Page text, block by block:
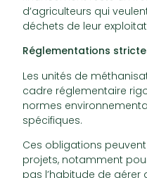
d’agriculteurs qui
déchets de leur
Réglementations
Les unités de
cadre réglementaire
normes
spécifiques.
Ces obligations
projets, notamment
pas l’habitude de gérer